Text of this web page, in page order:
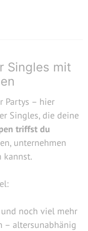
Singles mit
Partys – hier
Singles, die deine
triffst du
unternehmen
kannst.
und noch viel mehr
– altersunabhänig